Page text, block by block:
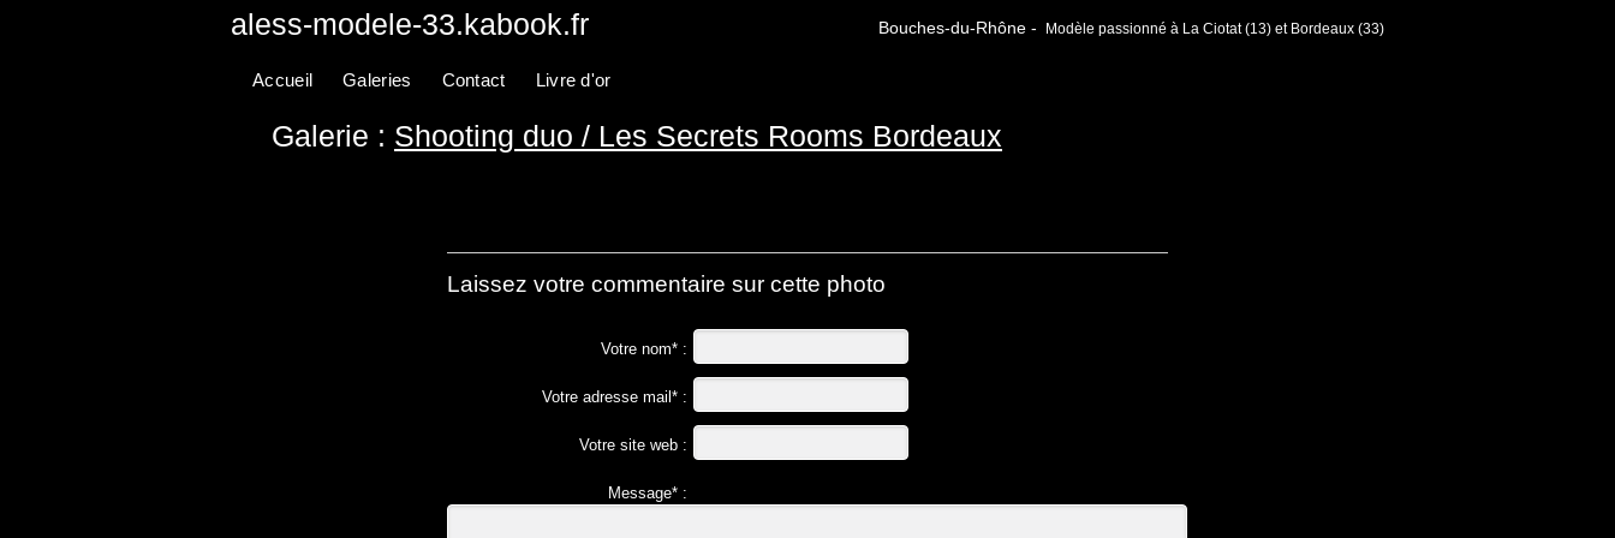
Bouches-du-Rhône - Modèle passionné à La Ciotat (13) et Bordeaux (33)
aless-modele-33.kabook.fr
Accueil Galeries Contact Livre d'or
Galerie : Shooting duo / Les Secrets Rooms Bordeaux
Laissez votre commentaire sur cette photo
Votre nom* :
Votre adresse mail* :
Votre site web :
Message* :